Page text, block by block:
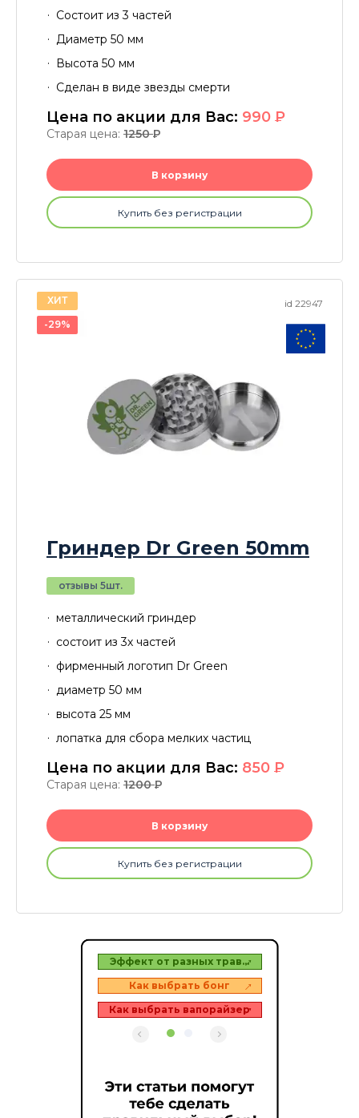
Cостоит из 3 частей
Диаметр 50 мм
Высота 50 мм
Сделан в виде звезды смерти
Цена по акции для Вас: 990 P
Старая цена: 1250P
В корзину
Купить без регистрации
id 22947
ХИТ
-29%
Гриндер Dr Green 50mm
отзывы 5шт.
металлический гриндер
состоит из 3х частей
фирменный логотип Dr Green
диаметр 50 мм
высота 25 мм
лопатка для сбора мелких частиц
Цена по акции для Вас: 850 P
Старая цена: 1200P
В корзину
Купить без регистрации
Эффект от разных трав…
Как выбрать бонг
Как выбрать вапорайзер